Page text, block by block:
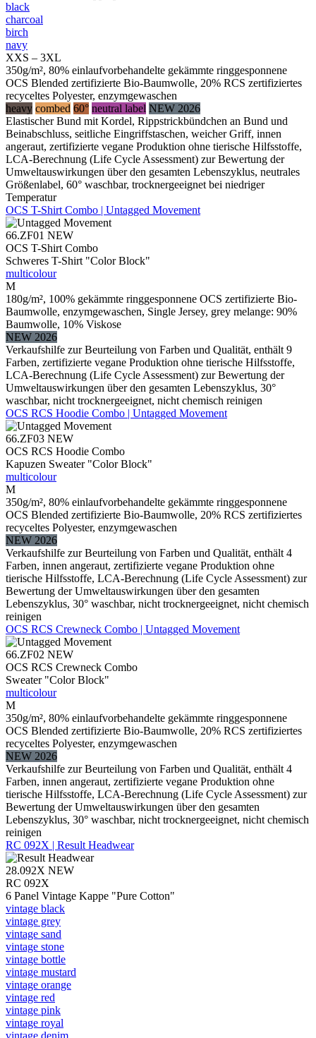
black
charcoal
birch
navy
XXS – 3XL
350g/m², 80% einlaufvorbehandelte gekämmte ringgesponnene
OCS Blended zertifizierte Bio-Baumwolle, 20% RCS zertifiziertes
recyceltes Polyester, enzymgewaschen
heavy combed 60° neutral label NEW 2026
Elastischer Bund mit Kordel, Rippstrickbündchen an Bund und
Beinabschluss, seitliche Eingriffstaschen, weicher Griff, innen
angeraut, zertifizierte vegane Produktion ohne tierische Hilfsstoffe,
LCA-Berechnung (Life Cycle Assessment) zur Bewertung der
Umweltauswirkungen über den gesamten Lebenszyklus, neutrales
Größenlabel, 60° waschbar, trocknergeeignet bei niedriger
Temperatur
OCS T-Shirt Combo | Untagged Movement
66.ZF01 NEW
OCS T-Shirt Combo
Schweres T-Shirt "Color Block"
multicolour
M
180g/m², 100% gekämmte ringgesponnene OCS zertifizierte Bio-
Baumwolle, enzymgewaschen, Single Jersey, grey melange: 90%
Baumwolle, 10% Viskose
NEW 2026
Verkaufshilfe zur Beurteilung von Farben und Qualität, enthält 9
Farben, zertifizierte vegane Produktion ohne tierische Hilfsstoffe,
LCA-Berechnung (Life Cycle Assessment) zur Bewertung der
Umweltauswirkungen über den gesamten Lebenszyklus, 30°
waschbar, nicht trocknergeeignet, nicht chemisch reinigen
OCS RCS Hoodie Combo | Untagged Movement
66.ZF03 NEW
OCS RCS Hoodie Combo
Kapuzen Sweater "Color Block"
multicolour
M
350g/m², 80% einlaufvorbehandelte gekämmte ringgesponnene
OCS Blended zertifizierte Bio-Baumwolle, 20% RCS zertifiziertes
recyceltes Polyester, enzymgewaschen
NEW 2026
Verkaufshilfe zur Beurteilung von Farben und Qualität, enthält 4
Farben, innen angeraut, zertifizierte vegane Produktion ohne
tierische Hilfsstoffe, LCA-Berechnung (Life Cycle Assessment) zur
Bewertung der Umweltauswirkungen über den gesamten
Lebenszyklus, 30° waschbar, nicht trocknergeeignet, nicht chemisch
reinigen
OCS RCS Crewneck Combo | Untagged Movement
66.ZF02 NEW
OCS RCS Crewneck Combo
Sweater "Color Block"
multicolour
M
350g/m², 80% einlaufvorbehandelte gekämmte ringgesponnene
OCS Blended zertifizierte Bio-Baumwolle, 20% RCS zertifiziertes
recyceltes Polyester, enzymgewaschen
NEW 2026
Verkaufshilfe zur Beurteilung von Farben und Qualität, enthält 4
Farben, innen angeraut, zertifizierte vegane Produktion ohne
tierische Hilfsstoffe, LCA-Berechnung (Life Cycle Assessment) zur
Bewertung der Umweltauswirkungen über den gesamten
Lebenszyklus, 30° waschbar, nicht trocknergeeignet, nicht chemisch
reinigen
RC 092X | Result Headwear
28.092X NEW
RC 092X
6 Panel Vintage Kappe "Pure Cotton"
vintage black
vintage grey
vintage sand
vintage stone
vintage bottle
vintage mustard
vintage orange
vintage red
vintage pink
vintage royal
vintage denim